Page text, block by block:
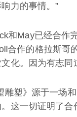
力的事情。”
和May已经合作
合作的格拉斯哥
化。因为有志同
雕塑》源于一场
这一切证明了合